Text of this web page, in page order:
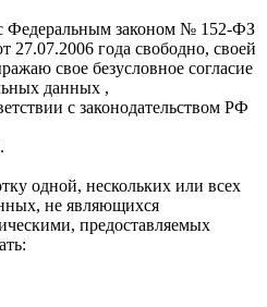
Федеральным законом № 152-ФЗ
27.07.2006 года свободно, своей
свое безусловное согласие
данных ,
с законодательством РФ
одной, нескольких или всех
не являющихся
предоставляемых